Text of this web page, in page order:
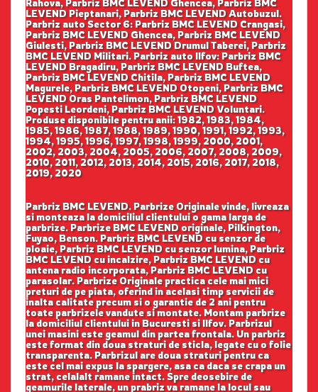
Rahova, Parbriz BMC LEVEND Ghencea, Parbriz BMC
LEVEND Pieptanari, Parbriz BMC LEVEND Autobuzul.
Parbriz auto Sector 6: Parbriz BMC LEVEND Crangasi,
Parbriz BMC LEVEND Ghencea, Parbriz BMC LEVEND
Giulesti, Parbriz BMC LEVEND Drumul Taberei, Parbriz
BMC LEVEND Militari. Parbriz auto Ilfov: Parbriz BMC
LEVEND Bragadiru, Parbriz BMC LEVEND Buftea,
Parbriz BMC LEVEND Chitila, Parbriz BMC LEVEND
Magurele, Parbriz BMC LEVEND Otopeni, Parbriz BMC
LEVEND Oras Pantelimon, Parbriz BMC LEVEND
Popesti Leordeni, Parbriz BMC LEVEND Voluntari.
Produse disponibile pentru anii: 1982, 1983, 1984,
1985, 1986, 1987, 1988, 1989, 1990, 1991, 1992, 1993,
1994, 1995, 1996, 1997, 1998, 1999, 2000, 2001,
2002, 2003, 2004, 2005, 2006, 2007, 2008, 2009,
2010, 2011, 2012, 2013, 2014, 2015, 2016, 2017, 2018,
2019, 2020
Parbriz BMC LEVEND. Parbrize Originale vinde, livreaza
si monteaza la domiciliul clientului o gama larga de
parbrize. Parbrize BMC LEVEND originale, Pilkington,
Fuyao, Benson. Parbriz BMC LEVEND cu senzor de
ploaie, Parbriz BMC LEVEND cu senzor lumina, Parbriz
BMC LEVEND cu incalzire, Parbriz BMC LEVEND cu
antena radio incorporata, Parbriz BMC LEVEND cu
parasolar. Parbrize Originale practica cele mai mici
preturi de pe piata, oferind in acelasi timp servicii de
inalta calitate precum si o garantie de 2 ani pentru
toate parbrizele vandute si montate. Montam parbrize
la domiciliul clientului in Bucuresti si Ilfov. Parbrizul
unei masini este geamul din partea frontala. Un parbriz
este format din doua straturi de sticla, legate cu o folie
transparenta. Parbrizul are doua straturi pentru ca
este cel mai expus la spargere, asa ca daca se crapa un
strat, celalalt ramane intact. Spre deosebire de
geamurile laterale, un prabriz va ramane la locul sau